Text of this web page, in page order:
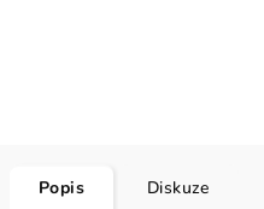
Popis Diskuze